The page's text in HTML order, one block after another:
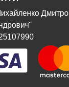
Дмитро